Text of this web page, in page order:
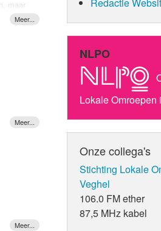
gort!
en
maar
NLPO
Lokale Omroepen
Onze collega's
Stichting Lokale
Veghel
106.0 FM ether
87,5 MHz kabel